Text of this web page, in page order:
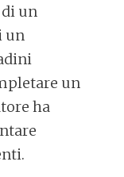
un
un
un
ha